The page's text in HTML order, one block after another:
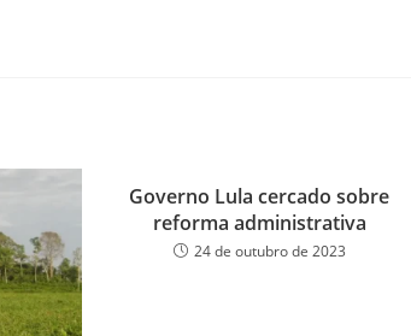
Governo Lula cercado sobre
reforma administrativa
24 de outubro de 2023